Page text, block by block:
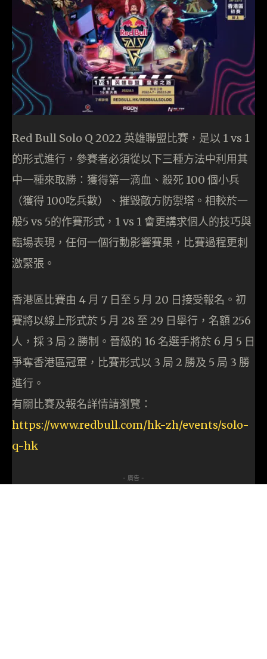
Red Bull Solo Q 2022 英雄聯盟比賽，是以 1 vs 1
的形式進行，參賽者必須從以下三種方法中利用其
中一種來取勝：獲得第一滴血、殺死 100 個小兵
（獲得 100吃兵數）、摧毀敵方防禦塔。相較於一
般5 vs 5的作賽形式，1 vs 1 會更講求個人的技巧與
臨場表現，任何一個行動影響賽果，比賽過程更刺
激緊張。
香港區比賽由 4 月 7 日至 5 月 20 日接受報名。初
賽將以線上形式於 5 月 28 至 29 日舉行，名額 256
人，採 3 局 2 勝制。晉級的 16 名選手將於 6 月 5 日
爭奪香港區冠軍，比賽形式以 3 局 2 勝及 5 局 3 勝
進行。
有關比賽及報名詳情請瀏覽：
https://www.redbull.com/hk-zh/events/solo-
q-hk
- 廣告 -